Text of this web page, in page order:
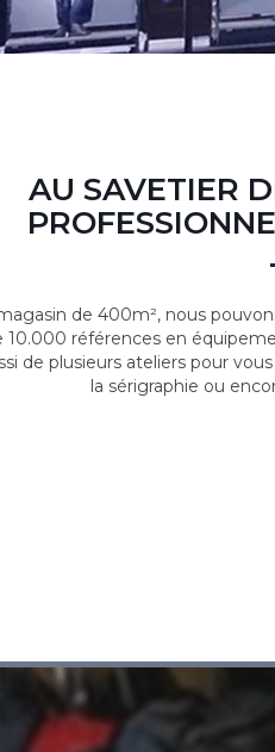
AU SAVETIER
de 400m², nous
10.000 références en
de plusieurs ateliers pour
la sérigraphie ou